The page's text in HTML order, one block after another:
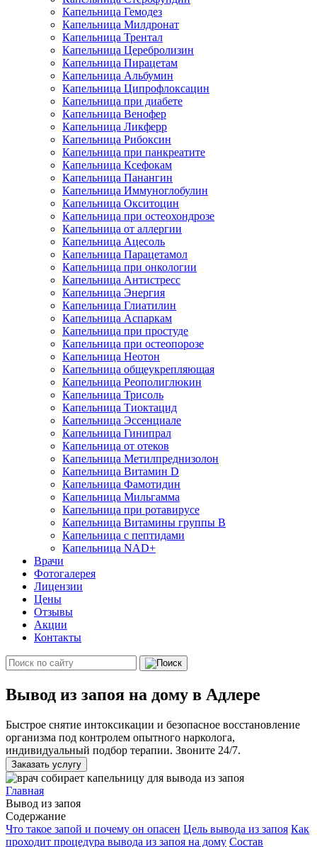
Капельница Гемодез
Капельница Милдронат
Капельница Трентал
Капельница Церебролизин
Капельница Пирацетам
Капельница Альбумин
Капельница Ципрофлоксацин
Капельница при диабете
Капельница Венофер
Капельница Ликферр
Капельница Рибоксин
Капельница при панкреатите
Капельница Ксефокам
Капельница Панангин
Капельница Иммуноглобулин
Капельница Окситоцин
Капельница при остеохондрозе
Капельница от аллергии
Капельница Ацесоль
Капельница Парацетамол
Капельница при онкологии
Капельница Антистресс
Капельница Энергия
Капельница Глиатилин
Капельница Аспаркам
Капельница при простуде
Капельница при остеопорозе
Капельница Неотон
Капельница общеукрепляющая
Капельница Реополиглюкин
Капельница Трисоль
Капельница Тиоктацид
Капельница Эссенциале
Капельница Гинипрал
Капельница от отеков
Капельница Метилпреднизолон
Капельница Витамин D
Капельница Фамотидин
Капельница Мильгамма
Капельница при ротавирусе
Капельница Витамины группы B
Капельница с пептидами
Капельница NAD+
Врачи
Фотогалерея
Лицензии
Цены
Отзывы
Акции
Контакты
Вывод из запоя на дому в Адлере
Быстрое снятие интоксикации и безопасное восстановление
организма под контролем опытного нарколога,
индивидуальный подбор терапии. Звоните 24/7.
Заказать услугу
Главная
Вывод из запоя
Содержание
Что такое запой и почему он опасен Цель вывода из запоя Как
проходит процедура вывода из запоя на дому Состав